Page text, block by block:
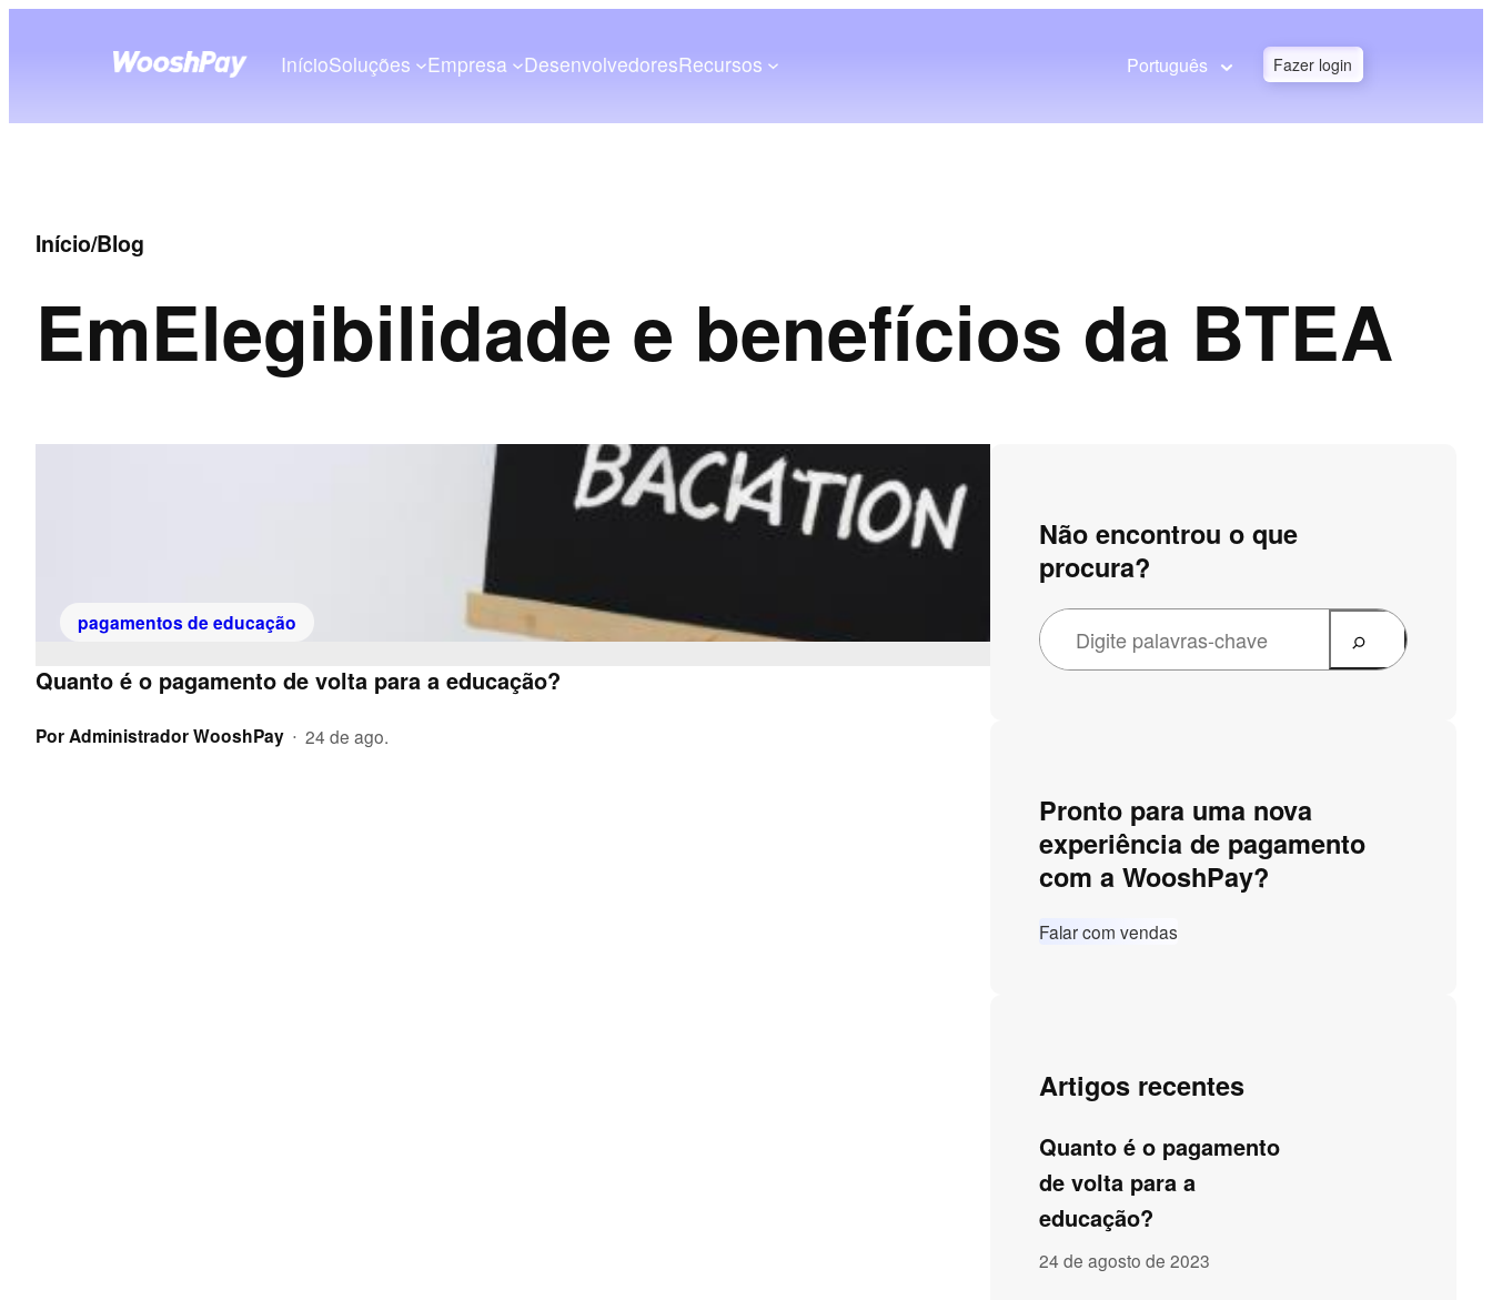
InícioSoluções Empresa DesenvolvedoresRecursos Português Fazer login
Início/Blog
EmElegibilidade e benefícios da BTEA
pagamentos de educação
Quanto é o pagamento de volta para a educação?
PorAdministrador WooshPay • 24 de ago.
Não encontrou o que
procura?
Pronto para uma nova
experiência de pagamento
com a WooshPay?
Falar com vendas
Artigos recentes
Quanto é o pagamento
de volta para a
educação?
24 de agosto de 2023